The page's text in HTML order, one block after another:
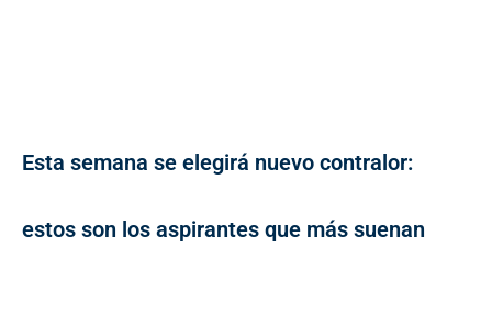
Esta semana se elegirá nuevo contralor:
estos son los aspirantes que más suenan